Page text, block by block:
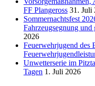
FF Plangeross 31. Juli
Sommernachtsfest
Fahrzeugsegnung und
2026
Feuerwehrjugend des
Unwetterserie im
Tagen 1. Juli 2026